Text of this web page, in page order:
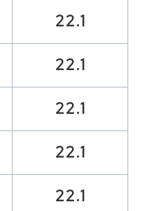
22.1
22.1
22.1
22.1
22.1